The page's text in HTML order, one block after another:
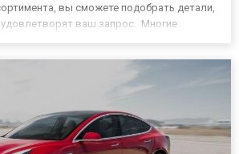
вы сможете подобрать детали,
ваш запрос. Многие